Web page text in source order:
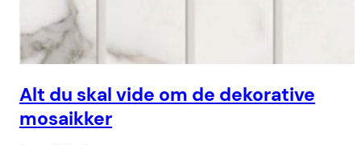
Alt du skal vide om de dekorative
mosaikker